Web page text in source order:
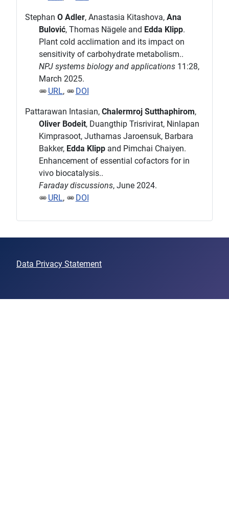
Stephan O Adler, Anastasia Kitashova, Ana
Bulović, Thomas Nägele and Edda Klipp.
Plant cold acclimation and its impact on
sensitivity of carbohydrate metabolism..
NPJ systems biology and applications11:28,
March 2025.
URL, DOI
Pattarawan Intasian, Chalermroj Sutthaphirom,
Oliver Bodeit, Duangthip Trisrivirat, Ninlapan
Kimprasoot, Juthamas Jaroensuk, Barbara
Bakker, Edda Klippand Pimchai Chaiyen.
Enhancement of essential cofactors for in
vivo biocatalysis..
Faraday discussions, June 2024.
URL, DOI
Data Privacy Statement